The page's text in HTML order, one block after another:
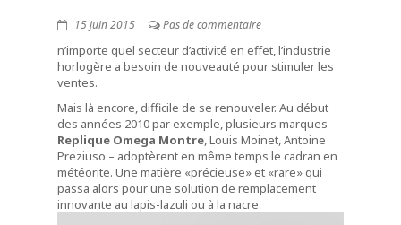
15 juin 2015 Pas de commentaire
n’importe quel secteur d’activité en effet, l’industrie
horlogère a besoin de nouveauté pour stimuler les
ventes.
Mais là encore, difficile de se renouveler. Au début
des années 2010 par exemple, plusieurs marques –
Replique Omega Montre, Louis Moinet, Antoine
Preziuso – adoptèrent en même temps le cadran en
météorite. Une matière «précieuse» et «rare» qui
passa alors pour une solution de remplacement
innovante au lapis-lazuli ou à la nacre.